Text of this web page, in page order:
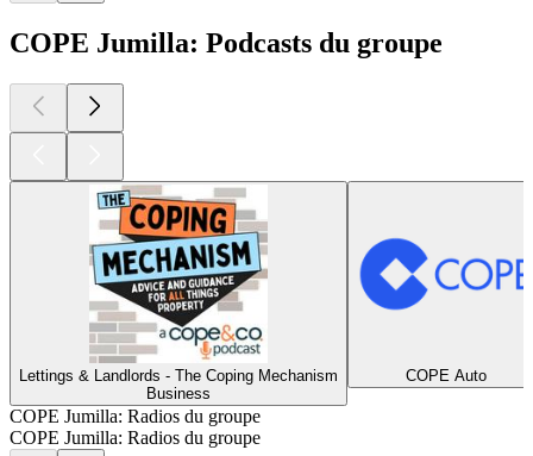
COPE Jumilla: Podcasts du groupe
Lettings & Landlords - The Coping Mechanism
Business
COPE Auto
COPE Jumilla: Radios du groupe
COPE Jumilla: Radios du groupe